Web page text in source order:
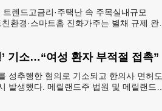
렌드고금리·주택난 속 주목실내규모
환경·스마트홈 진화가주는 별채 규제 완
기소…“여성 환자 부적절 접촉”
성추행한 혐의로 기소되고 한의사 면허도
발생했다. 메릴랜드주 법원 및 메릴랜드주